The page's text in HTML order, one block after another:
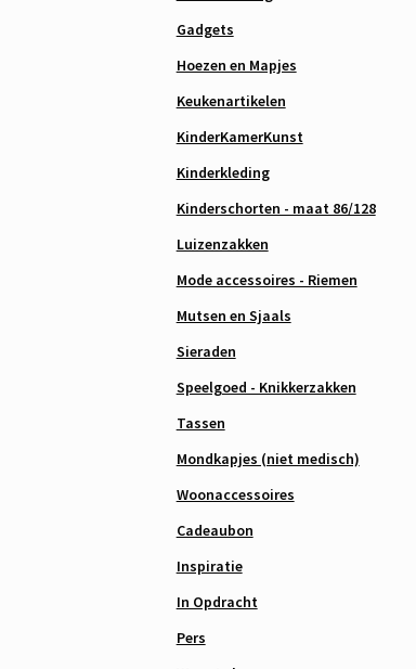
Gadgets
Hoezen en Mapjes
Keukenartikelen
KinderKamerKunst
Kinderkleding
Kinderschorten - maat 86/128
Luizenzakken
Mode accessoires - Riemen
Mutsen en Sjaals
Sieraden
Speelgoed - Knikkerzakken
Tassen
Mondkapjes (niet medisch)
Woonaccessoires
Cadeaubon
Inspiratie
In Opdracht
Pers